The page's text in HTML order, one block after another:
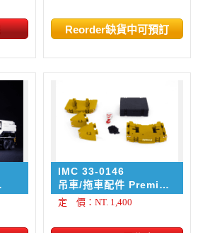
IMC 33-0146
吊車/拖車配件 Premium
Series DEMAG AC
220-5/250-5 TADANO
定 價：NT. 1,400